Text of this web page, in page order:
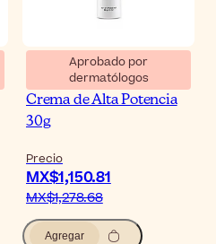
Aprobado por
dermatólogos
NeoStrata Resurface
Crema de Alta Potencia
30g
Precio
MX$1,150.81
MX$1,278.68
Agregar